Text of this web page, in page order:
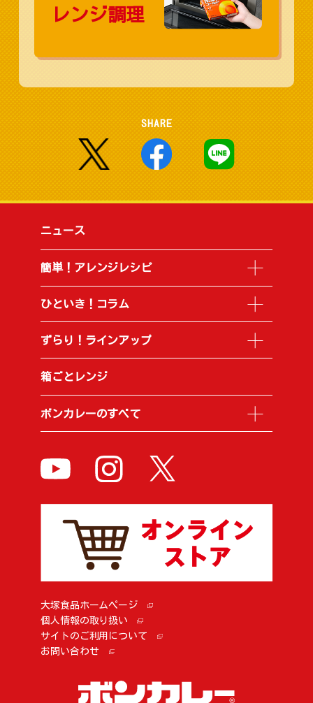
レンジ調理
SHARE
ニュース
簡単！アレンジレシピ
ひといき！コラム
ずらり！ラインアップ
箱ごとレンジ
ボンカレーのすべて
大塚食品ホームページ
個人情報の取り扱い
サイトのご利用について
お問い合わせ